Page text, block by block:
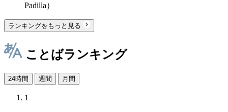
Padilla）
ランキングをもっと見る
ことばランキング
24時間 週間 月間
1